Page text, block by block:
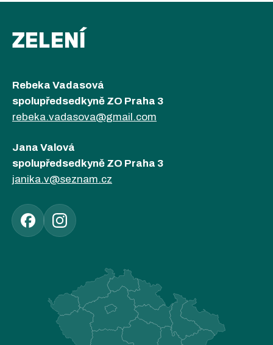
ZELENÍ
Rebeka Vadasová
spolupředsedkyně ZO Praha 3
rebeka.vadasova@gmail.com
Jana Valová
spolupředsedkyně ZO Praha 3
janika.v@seznam.cz